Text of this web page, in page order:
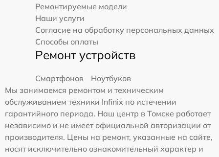
Ремонтируемые модели
Наши услуги
Согласие на обработку персональных данных
Способы оплаты
Ремонт устройств
Смартфонов
Ноутбуков
Мы занимаемся ремонтом и техническим
обслуживанием техники Infinix по истечении
гарантийного периода. Наш центр в Томске работает
независимо и не имеет официальной авторизации от
производителя. Цены на ремонт, указанные на сайте,
носят исключительно ознакомительный характер и